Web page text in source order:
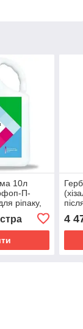
10л
П-
ріпаку,
4